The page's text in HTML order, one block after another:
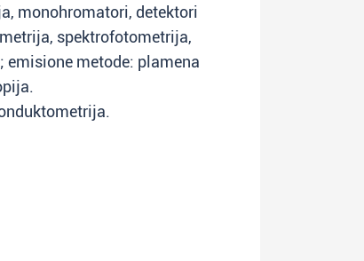
monohromatori, detektori
spektrofotometrija,
metode: plamena